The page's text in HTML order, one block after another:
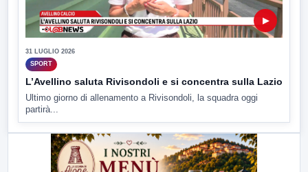
▶
31 LUGLIO 2026
SPORT
L’Avellino saluta Rivisondoli e si concentra sulla Lazio
Ultimo giorno di allenamento a Rivisondoli, la squadra oggi
partirà...